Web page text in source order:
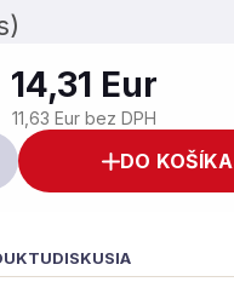
14,31 Eur
11,63 Eur bez DPH
DO KOŠÍKA
DISKUSIA